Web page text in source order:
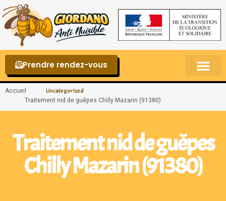
Prendre rendez-vous
Accueil Uncategorized
Traitement nid de guêpes Chilly Mazarin (91380)
Traitement nid de guêpes
Chilly Mazarin (91380)